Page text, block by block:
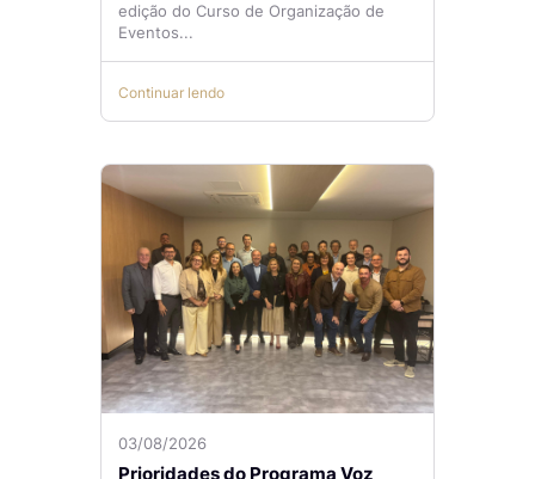
edição do Curso de Organização de
Eventos...
Continuar lendo
03/08/2026
Prioridades do Programa Voz